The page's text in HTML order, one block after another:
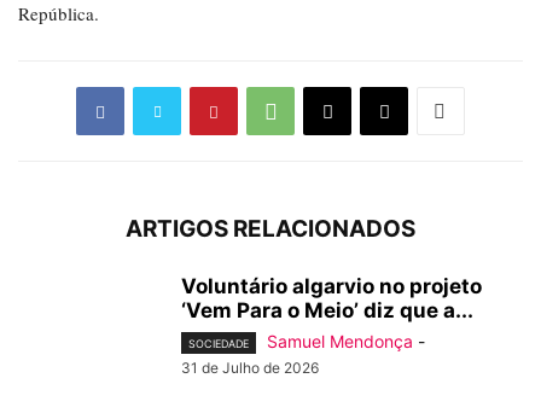
República.
ARTIGOS RELACIONADOS
Voluntário algarvio no projeto
‘Vem Para o Meio’ diz que a...
SOCIEDADE Samuel Mendonça -
31 de Julho de 2026